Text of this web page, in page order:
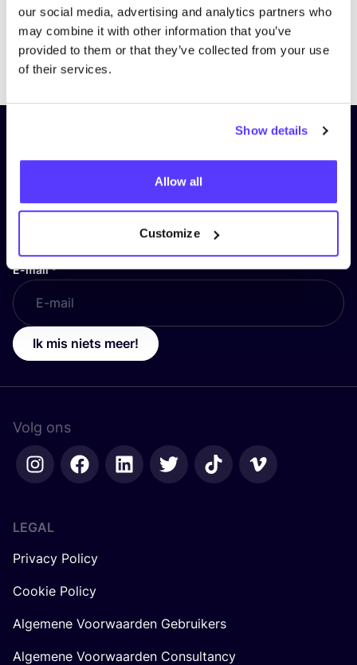
our social media, advertising and analytics partners who
may combine it with other information that you’ve
provided to them or that they’ve collected from your use
of their services.
Show details
Allow all
Customize
PreviousNext
Schrijf je in op onze nieuwsbrief
en blijf op de hoogte!
Voornaam*
E-mail*
Ik mis niets meer!
Volg ons
LEGAL
Privacy Policy
Cookie Policy
Algemene Voorwaarden Gebruikers
Algemene Voorwaarden Consultancy